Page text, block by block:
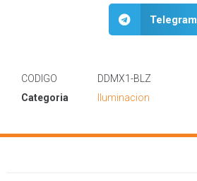
Telegram
CODIGO
DDMX1-BLZ
Categoria
Iluminacion